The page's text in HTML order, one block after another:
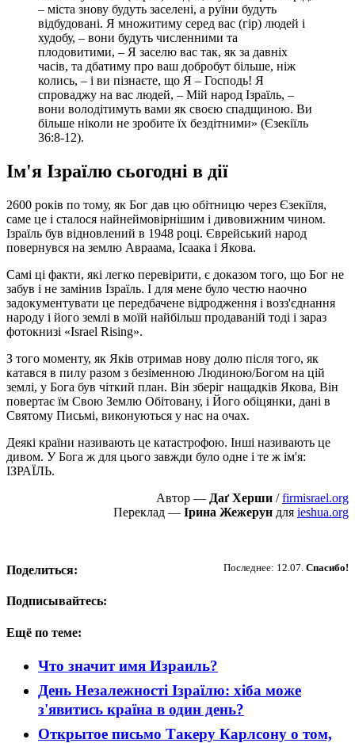
– міста знову будуть заселені, а руїни будуть
відбудовані. Я множитиму серед вас (гір) людей і
худобу, – вони будуть численними та
плодовитими, – Я заселю вас так, як за давніх
часів, та дбатиму про ваш добробут більше, ніж
колись, – і ви пізнаєте, що Я – Господь! Я
спроваджу на вас людей, – Мій народ Ізраїль, –
вони володітимуть вами як своєю спадщиною. Ви
більше ніколи не зробите їх бездітними» (Єзекіїль
36:8-12).
Ім'я Ізраїлю сьогодні в дії
2600 років по тому, як Бог дав цю обітницю через Єзекіїля,
саме це і сталося найнеймовірнішим і дивовижним чином.
Ізраїль був відновлений в 1948 році. Єврейський народ
повернувся на землю Авраама, Ісаака і Якова.
Самі ці факти, які легко перевірити, є доказом того, що Бог не
забув і не замінив Ізраїль. І для мене було честю наочно
задокументувати це передбачене відродження і возз'єднання
народу і його землі в моїй найбільш продаваній тоді і зараз
фотокнизі «Israel Rising».
З того моменту, як Яків отримав нову долю після того, як
катався в пилу разом з безіменною Людиною/Богом на цій
землі, у Бога був чіткий план. Він зберіг нащадків Якова, Він
повертає їм Свою Землю Обітовану, і Його обіцянки, дані в
Святому Письмі, виконуються у нас на очах.
Деякі країни називають це катастрофою. Інші називають це
дивом. У Бога ж для цього завжди було одне і те ж ім'я:
ІЗРАЇЛЬ.
Автор — Даґ Херши /firmisrael.org
Переклад — Ірина Жежерун для ieshua.org
Последнее: 12.07. Спасибо!
Поделиться:
Подписывайтесь:
Ещё по теме:
Что значит имя Израиль?
День Незалежності Ізраїлю: хіба може
з'явитись країна в один день?
Открытое письмо Такеру Карлсону о том,